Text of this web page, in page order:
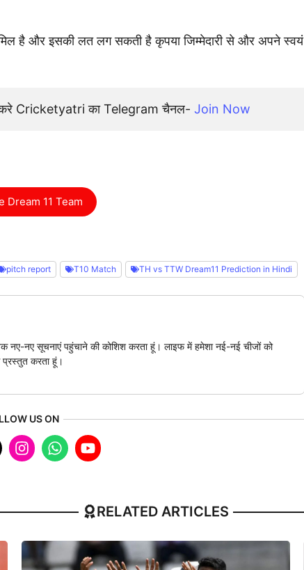
है और इसकी लत लग सकती है कृपया जिम्मेदारी से और अपने स्वयं
करे Cricketyatri का Telegram चैनल- Join Now
Dream 11 Team
pitch report T10 Match TH vs TTW Dream11 Prediction in Hindi
नए सूचनाएं पहुंचाने की कोशिश करता हूं। लाइफ में हमेशा नई-नई चीजों को
करता हूं।
US ON
RELATED ARTICLES